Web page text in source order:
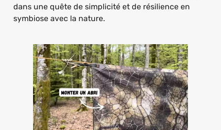
dans une quête de simplicité et de résilience en
symbiose avec la nature.